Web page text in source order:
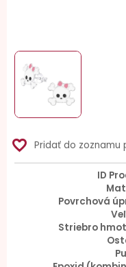
favorite_border Pridať do zoznamu
ID
Povrchová
Striebro